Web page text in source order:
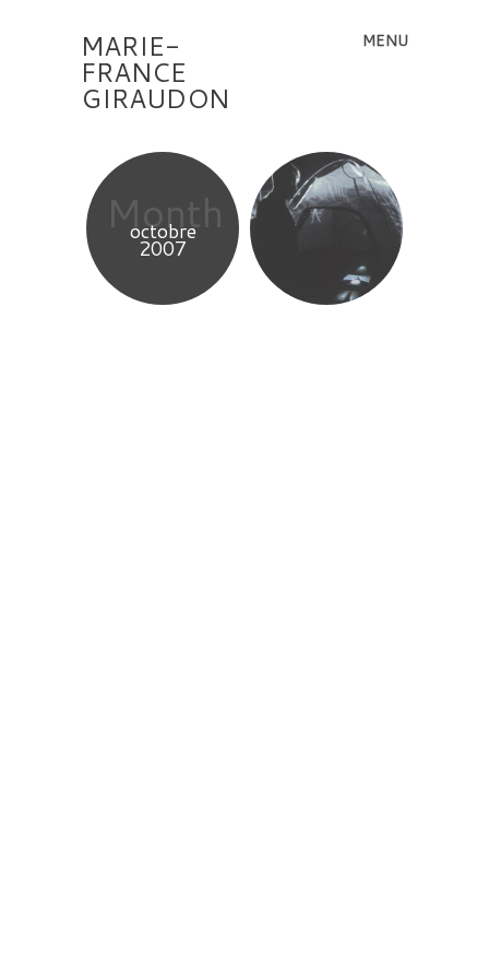
MARIE-
FRANCE
GIRAUDON
MENU
Skip to content
Month
octobre
2007